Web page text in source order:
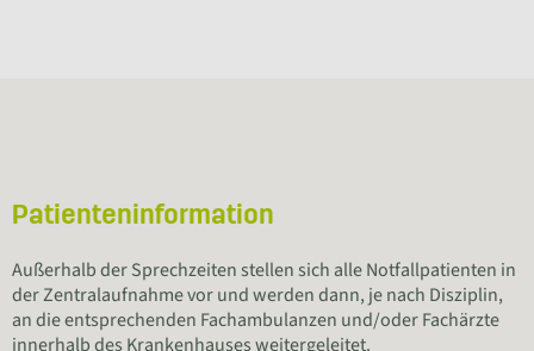
Patienteninformation
Außerhalb der Sprechzeiten stellen sich alle Notfallpatienten in
der Zentralaufnahme vor und werden dann, je nach Disziplin,
an die entsprechenden Fachambulanzen und/oder Fachärzte
innerhalb des Krankenhauses weitergeleitet.